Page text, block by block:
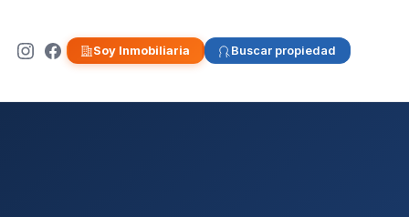
Soy Inmobiliaria Buscar propiedad